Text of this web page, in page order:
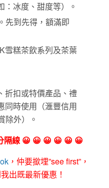
：冰度、甜度等）。
先到先得，額滿即
雪糕茶飲系列及茶葉
折扣或特價產品、禮
同時使用（滙豐信用
除外）。
隔線 😀 😀 😀 😀 😀 😀
，仲要撳埋”see first”，
出既最新優惠！